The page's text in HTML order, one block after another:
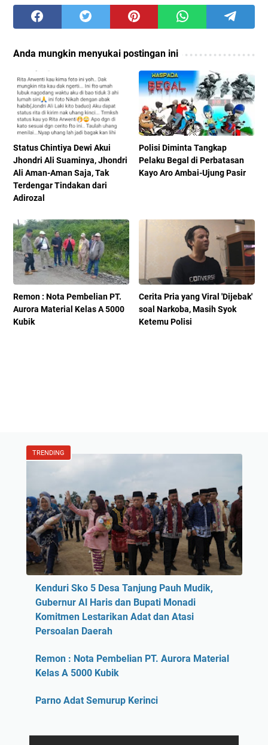
Anda mungkin menyukai postingan ini
Status Chintiya Dewi Akui
Jhondri Ali Suaminya, Jhondri
Ali Aman-Aman Saja, Tak
Terdengar Tindakan dari
Adirozal
Polisi Diminta Tangkap
Pelaku Begal di Perbatasan
Kayo Aro Ambai-Ujung Pasir
Remon : Nota Pembelian PT.
Aurora Material Kelas A 5000
Kubik
Cerita Pria yang Viral 'Dijebak'
soal Narkoba, Masih Syok
Ketemu Polisi
TRENDING
Kenduri Sko 5 Desa Tanjung Pauh Mudik,
Gubernur Al Haris dan Bupati Monadi
Komitmen Lestarikan Adat dan Atasi
Persoalan Daerah
Remon : Nota Pembelian PT. Aurora Material
Kelas A 5000 Kubik
Parno Adat Semurup Kerinci